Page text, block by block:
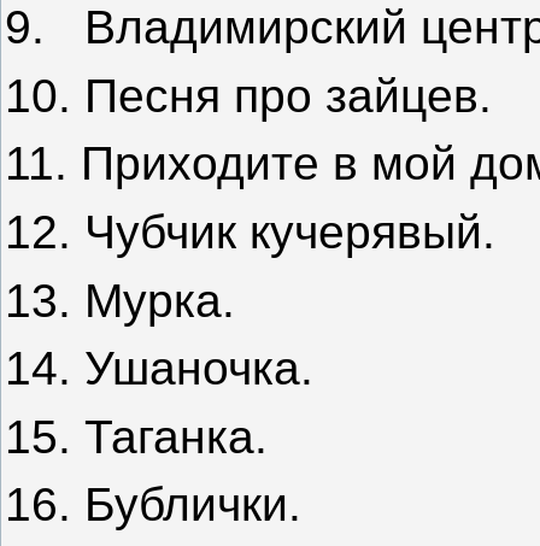
9.
Владимирский
10. Песня про зайцев.
11. Приходите в мой
12. Чубчик кучерявый.
13. Мурка.
14. Ушаночка.
15. Таганка.
16. Бублички.